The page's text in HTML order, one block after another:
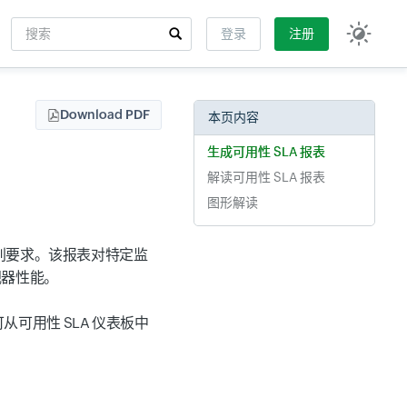
搜索
登录 注册
Download PDF
要求。该报表对特定监
性能。
可用性 SLA 仪表板中
本页内容
生成可用性 SLA 报表
解读可用性 SLA 报表
图形解读